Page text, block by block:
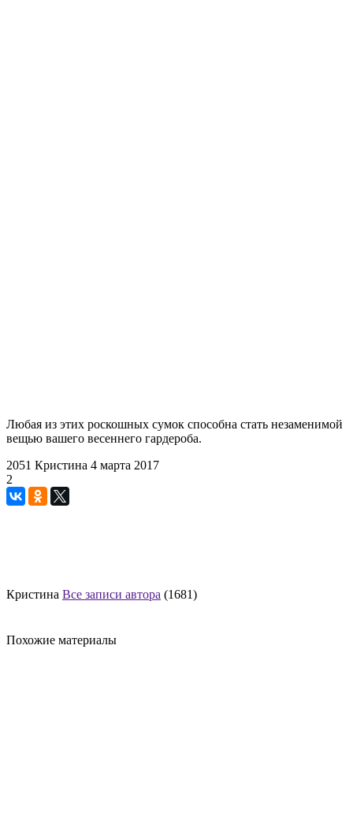
Любая из этих роскошных сумок способна стать незаменимой
вещью вашего весеннего гардероба.
2051 Кристина 4 марта 2017
2
Кристина Все записи автора (1681)
Похожие материалы